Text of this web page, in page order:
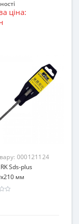
ціна:
000121124
Sds-plus
мм